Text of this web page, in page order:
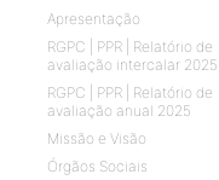
Apresentação
RGPC | PPR | Relatório de
avaliação intercalar 2025
RGPC | PPR | Relatório de
avaliação anual 2025
Missão e Visão
Órgãos Sociais